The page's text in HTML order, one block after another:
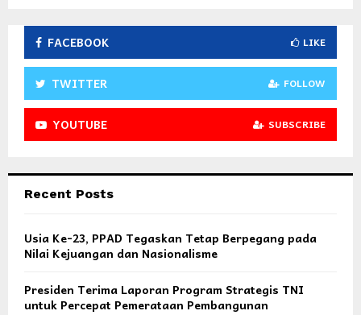
FACEBOOK LIKE
TWITTER FOLLOW
YOUTUBE SUBSCRIBE
Recent Posts
Usia Ke-23, PPAD Tegaskan Tetap Berpegang pada
Nilai Kejuangan dan Nasionalisme
Presiden Terima Laporan Program Strategis TNI
untuk Percepat Pemerataan Pembangunan